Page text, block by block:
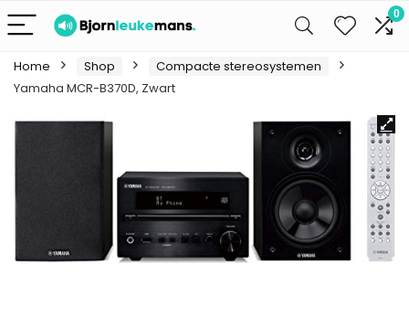
0
Home Shop
Compacte stereosystemen
Yamaha MCR-B370D, Zwart